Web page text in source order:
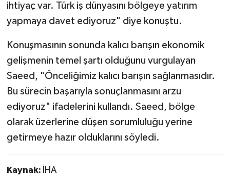
ihtiyaç var. Türk iş dünyasını bölgeye yatırım
yapmaya davet ediyoruz" diye konuştu.
Konuşmasının sonunda kalıcı barışın ekonomik
gelişmenin temel şartı olduğunu vurgulayan
Saeed, "Önceliğimiz kalıcı barışın sağlanmasıdır.
Bu sürecin başarıyla sonuçlanmasını arzu
ediyoruz" ifadelerini kullandı. Saeed, bölge
olarak üzerlerine düşen sorumluluğu yerine
getirmeye hazır olduklarını söyledi.
Kaynak: İHA